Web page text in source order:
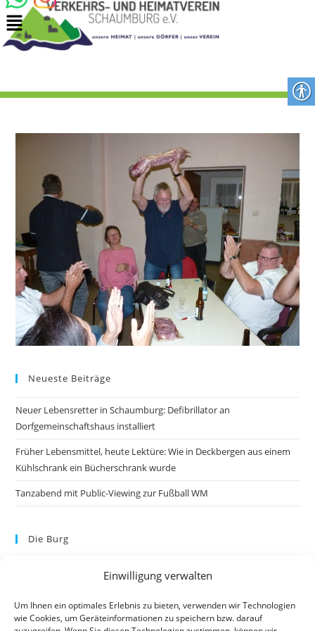
Einwilligung verwalten
Um Ihnen ein optimales Erlebnis zu bieten, verwenden wir Technologien
wie Cookies, um Geräteinformationen zu speichern bzw. darauf
Neueste Beiträge
Neuer Lebensretter in Schaumburg: Defibrillator an
Dorfgemeinschaftshaus installiert
Früher Lebensmittel, heute Lektüre: Wie in Deckbergen aus einem
Kühlschrank ein Bücherschrank wurde
Tanzabend mit Public-Viewing zur Fußball WM
Die Burg